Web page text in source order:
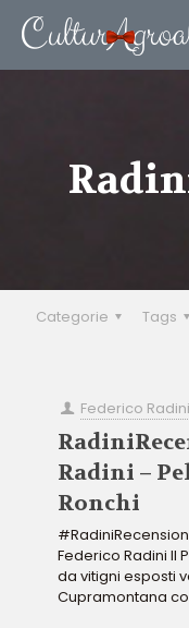
Categorie Tags
Federico Radini
Radini –
Ronchi
Federico Radini Il
da vitigni esposti
Cupramontana